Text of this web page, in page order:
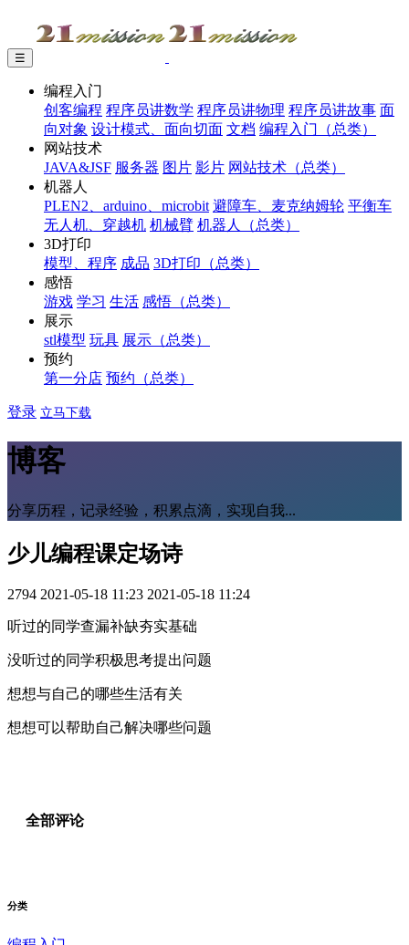
☰
编程入门
创客编程 程序员讲数学 程序员讲物理 程序员讲故事 面
向对象 设计模式、面向切面 文档 编程入门（总类）
网站技术
JAVA&JSF 服务器 图片 影片 网站技术（总类）
机器人
PLEN2、arduino、microbit 避障车、麦克纳姆轮 平衡车
无人机、穿越机 机械臂 机器人（总类）
3D打印
模型、程序 成品 3D打印（总类）
感悟
游戏 学习 生活 感悟（总类）
展示
stl模型 玩具 展示（总类）
预约
第一分店 预约（总类）
登录 立马下载
博客
分享历程，记录经验，积累点滴，实现自我...
少儿编程课定场诗
2794 2021-05-18 11:23 2021-05-18 11:24
听过的同学查漏补缺夯实基础
没听过的同学积极思考提出问题
想想与自己的哪些生活有关
想想可以帮助自己解决哪些问题
全部评论
分类